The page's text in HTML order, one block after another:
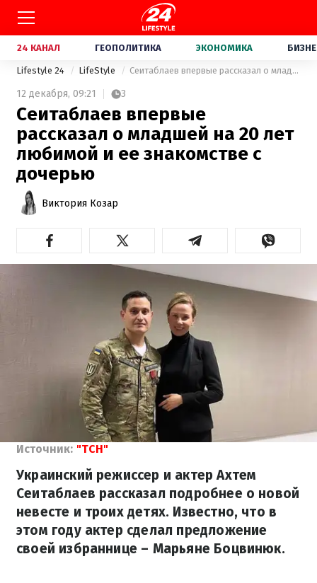
24 КАНАЛ ГЕОПОЛИТИКА ЭКОНОМИКА
Lifestyle 24 LifeStyle Сеитаблаев впервые рассказал о младшей на 20 лет любимой и ее знакомстве с дочерью
12 декабря, 09:21 3
Сеитаблаев впервые
рассказал о младшей на 20 лет
любимой и ее знакомстве с
дочерью
Виктория Козар
Источник: "ТСН"
Украинский режиссер и актер Ахтем
Сеитаблаев рассказал подробнее о новой
невесте и троих детях. Известно, что в
этом году актер сделал предложение
своей избраннице – Марьяне Боцвинюк.